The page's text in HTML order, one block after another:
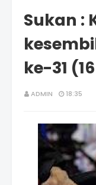
Sukan :
ke-31
ADMIN 18:35